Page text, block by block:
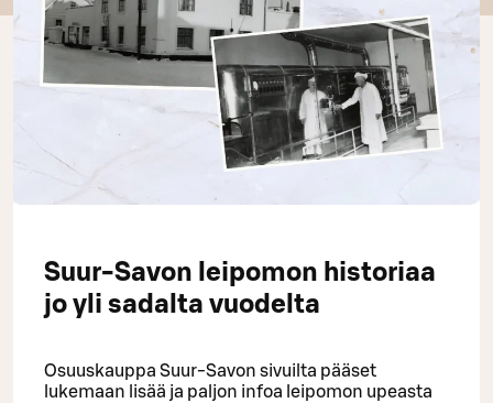
Suur-Savon leipomon historiaa
jo yli sadalta vuodelta
Osuuskauppa Suur-Savon sivuilta pääset
lukemaan lisää ja paljon infoa leipomon upeasta